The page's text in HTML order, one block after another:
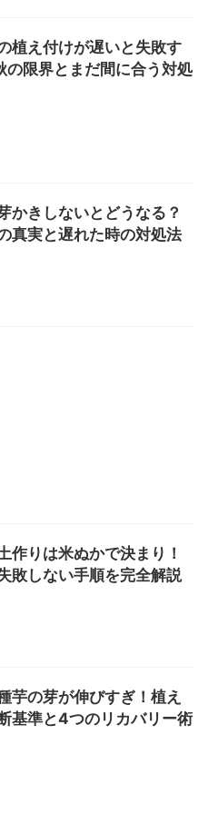
植え付けが遅いと失敗す
の限界とまだ間に合う対処
かきしないとどうなる？
真実と遅れた時の対処法
作りは米ぬかで決まり！
敗しない手順を完全解説
芋の芽が伸びすぎ！植え
基準と4つのリカバリー術